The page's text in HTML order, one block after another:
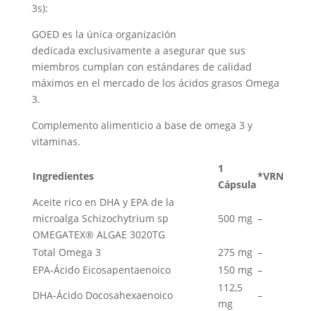
3s):
GOED es la única organización
dedicada exclusivamente a asegurar que sus
miembros cumplan con estándares de calidad
máximos en el mercado de los ácidos grasos Omega
3.
Complemento alimenticio a base de omega 3 y
vitaminas.
Ingredientes
1
Cápsula
*VRN
Aceite rico en DHA y EPA de la
microalga Schizochytrium sp
OMEGATEX® ALGAE 3020TG
500 mg –
Total Omega 3 275 mg –
EPA-Ácido Eicosapentaenoico
150 mg –
DHA-Ácido Docosahexaenoico
112,5
mg
–